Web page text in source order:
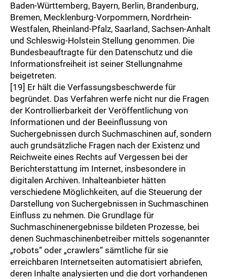
Baden-Württemberg, Bayern, Berlin, Brandenburg,
Bremen, Mecklenburg-Vorpommern, Nordrhein-
Westfalen, Rheinland-Pfalz, Saarland, Sachsen-Anhalt
und Schleswig-Holstein Stellung genommen. Die
Bundesbeauftragte für den Datenschutz und die
Informationsfreiheit ist seiner Stellungnahme
beigetreten.
[19] Er hält die Verfassungsbeschwerde für
begründet. Das Verfahren werfe nicht nur die Fragen
der Kontrollierbarkeit der Veröffentlichung von
Informationen und der Beeinflussung von
Suchergebnissen durch Suchmaschinen auf, sondern
auch grundsätzliche Fragen nach der Existenz und
Reichweite eines Rechts auf Vergessen bei der
Berichterstattung im Internet, insbesondere in
digitalen Archiven. Inhalteanbieter hätten
verschiedene Möglichkeiten, auf die Steuerung der
Darstellung von Suchergebnissen in Suchmaschinen
Einfluss zu nehmen. Die Grundlage für
Suchmaschinenergebnisse bildeten Prozesse, bei
denen Suchmaschinenbetreiber mittels sogenannter
„robots“ oder „crawlers“ sämtliche für sie
erreichbaren Internetseiten automatisiert abriefen,
deren Inhalte analysierten und die dort vorhandenen